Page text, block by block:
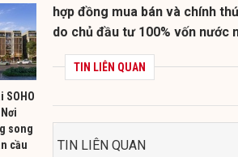
SOHO
song
cầu
hợp đồng mua bán và chính
do chủ đầu tư 100% vốn nước
TIN LIÊN QUAN
TIN LIÊN QUAN